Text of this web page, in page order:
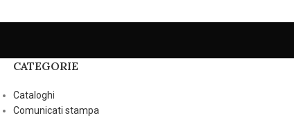
CATEGORIE
Cataloghi
Comunicati stampa